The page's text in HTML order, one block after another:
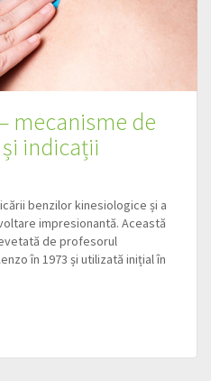
mecanisme de
indicații
benzilor kinesiologice și a
impresionantă. Această
de profesorul
în 1973 și utilizată inițial în